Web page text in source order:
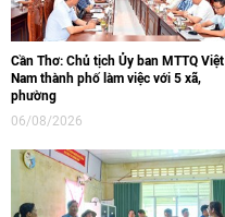
Cần Thơ: Chủ tịch Ủy ban MTTQ Việt
Nam thành phố làm việc với 5 xã,
phường
06/08/2026